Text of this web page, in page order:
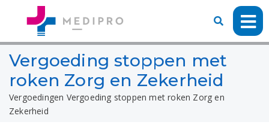
Vergoeding stoppen met
roken Zorg en Zekerheid
Vergoedingen Vergoeding stoppen met roken Zorg en
Zekerheid